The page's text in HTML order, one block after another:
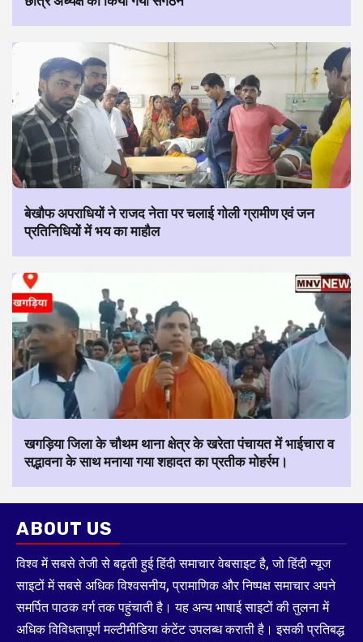
बेखौफ अपराधियों ने राजद नेता पर चलाई गोली ग्रामीण एवं जन
प्रतिनिधियों में भय का माहौल
खगड़िया जिला के चौथम थाना क्षेत्र के खरेता पंचायत में भाईचारा व
सद्भावना के साथ मनाया गया शहादत का प्रतीक मोहर्रम।
ABOUT US
विश्व में सबसे तेजी से बढ़ती हुई हिंदी समाचार वेबसाइट है, जो हिंदी न्यूज
साइटों में सबसे अधिक विश्वसनीय, प्रामाणिक और निष्पक्ष समाचार अपने
समर्पित पाठक वर्ग तक पहुंचाती है। यह अन्य भाषाई साइटों की तुलना में
अधिक विविधतापूर्ण मल्टीमीडिया कंटेंट उपलब्ध कराती है। इसकी प्रतिबद्ध